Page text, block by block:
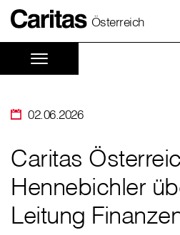
Österreich
02.06.2026
Caritas
Hennebichler
Leitung